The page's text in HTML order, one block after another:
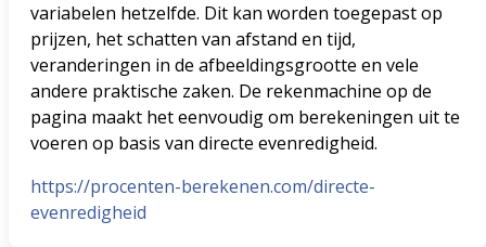
variabelen hetzelfde. Dit kan worden toegepast op
prijzen, het schatten van afstand en tijd,
veranderingen in de afbeeldingsgrootte en vele
andere praktische zaken. De rekenmachine op de
pagina maakt het eenvoudig om berekeningen uit te
voeren op basis van directe evenredigheid.
https://procenten-berekenen.com/directe-
evenredigheid